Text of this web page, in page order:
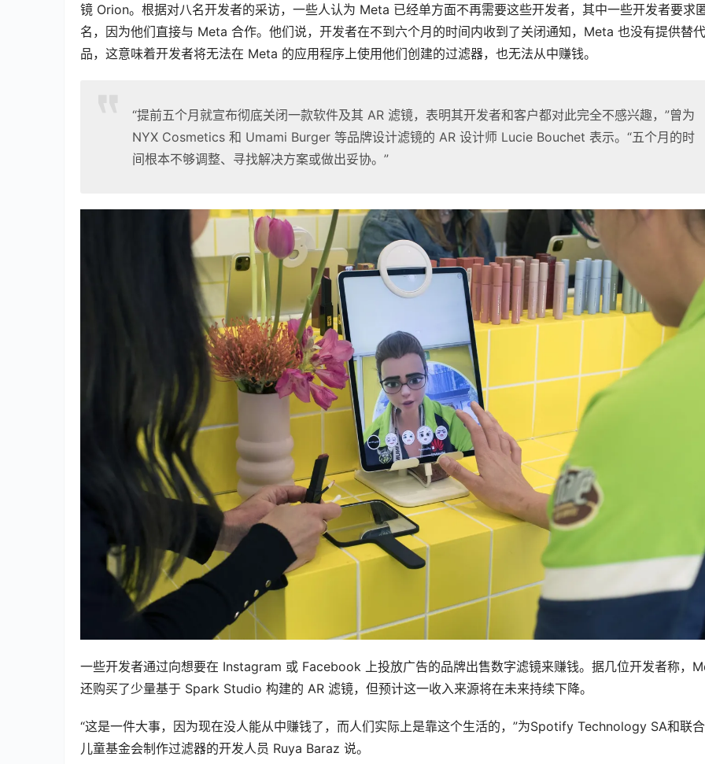
镜 Orion。根据对八名开发者的采访，一些人认为 Meta 已经单方面不再需要这些开发者，其中一些开发者要求
名，因为他们直接与 Meta 合作。他们说，开发者在不到六个月的时间内收到了关闭通知，Meta 也没有提供替
品，这意味着开发者将无法在 Meta 的应用程序上使用他们创建的过滤器，也无法从中赚钱。
“提前五个月就宣布彻底关闭一款软件及其 AR 滤镜，表明其开发者和客户都对此完全不感兴趣，”曾为
NYX Cosmetics 和 Umami Burger 等品牌设计滤镜的 AR 设计师 Lucie Bouchet 表示。“五个月的时
间根本不够调整、寻找解决方案或做出妥协。”
一些开发者通过向想要在 Instagram 或 Facebook 上投放广告的品牌出售数字滤镜来赚钱。据几位开发者称，
还购买了少量基于 Spark Studio 构建的 AR 滤镜，但预计这一收入来源将在未来持续下降。
“这是一件大事，因为现在没人能从中赚钱了，而人们实际上是靠这个生活的，”为Spotify Technology SA和联
儿童基金会制作过滤器的开发人员 Ruya Baraz 说。